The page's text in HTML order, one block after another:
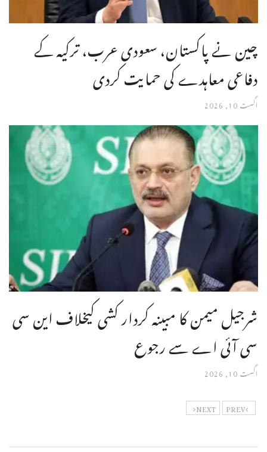
چین نے پاکستان، سعودی عرب، ترکیہ کے
دفاعی معاہدے کی حمایت کردی
اگست 10, 2026
شرجیل میمن کا مبینہ کردار کشی کیخلاف این سی
سی آئی اے سے رجوع
اگست 10, 2026
PREV
NEXT